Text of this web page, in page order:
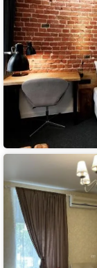
Гостиница
Москва